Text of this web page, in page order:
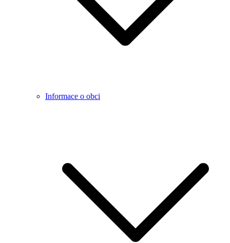
Informace o obci